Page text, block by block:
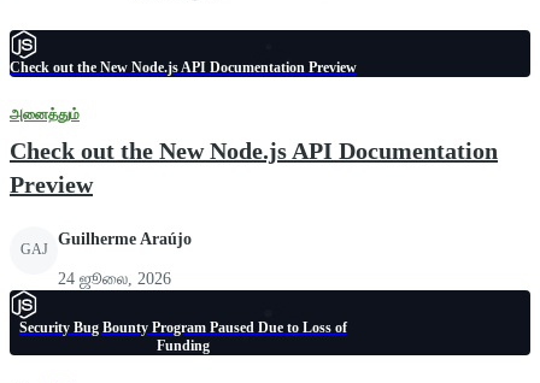
Check out the New Node.js API Documentation Preview
அனைத்தும்
Check out the New Node.js API Documentation
Preview
GAJ
Guilherme Araújo
24 ஜூலை, 2026
Security Bug Bounty Program Paused Due to Loss of
Funding